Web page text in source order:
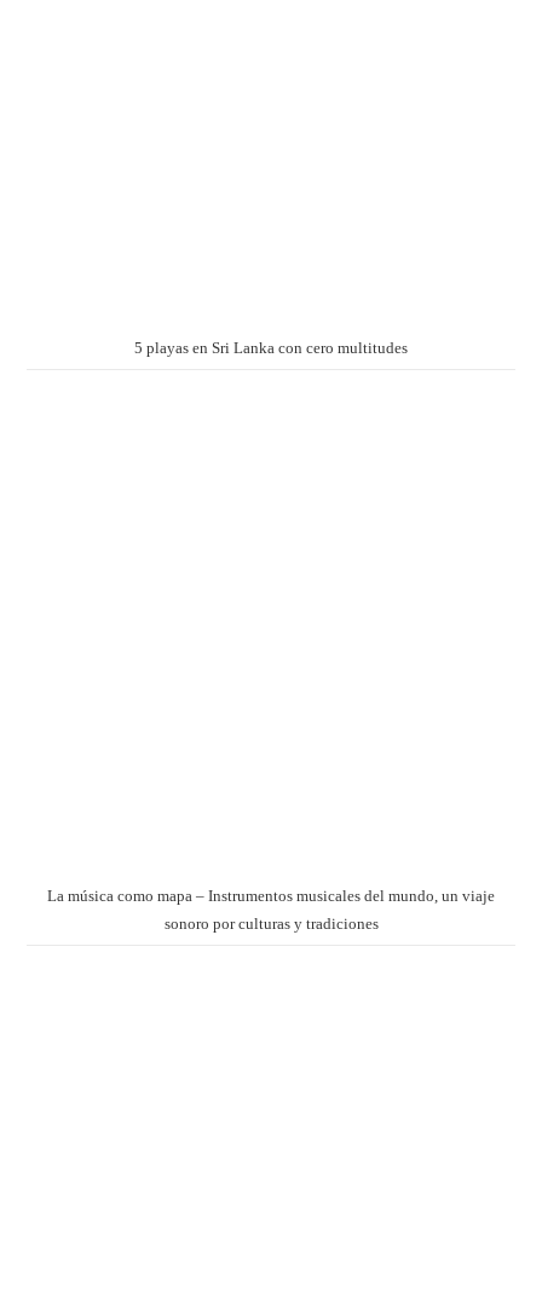
5 playas en Sri Lanka con cero multitudes
La música como mapa – Instrumentos musicales del mundo, un viaje
sonoro por culturas y tradiciones